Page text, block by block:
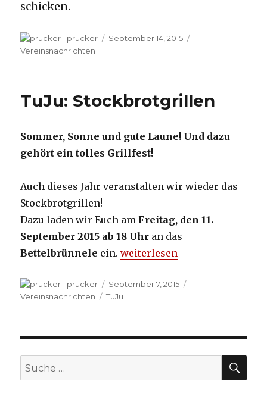
schicken.
Autor
prucker
Veröffentlicht
September 14, 2015
Vereinsnachrichten
TuJu: Stockbrotgrillen
Sommer, Sonne und gute Laune! Und dazu
gehört ein tolles Grillfest!
Auch dieses Jahr veranstalten wir wieder das
Stockbrotgrillen!
Dazu laden wir Euch am Freitag, den 11.
September 2015 ab 18 Uhr an das
Bettelbrünnele ein.„TuJu: Stockbrotgrillen“
weiterlesen
Autor
prucker
Veröffentlicht
am
September 7, 2015
Vereinsnachrichten
Schlagwörter
TuJu
Suche
nach: